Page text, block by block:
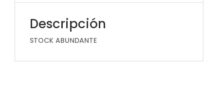
Descripción
STOCK ABUNDANTE